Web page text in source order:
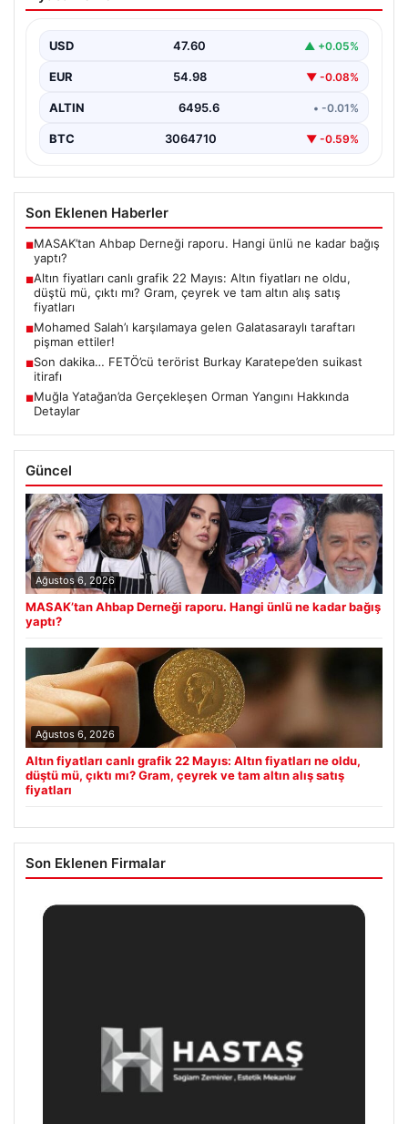
fiyatları
Altın fiyatlarında son durum merak ediliyor. Ankara
Bölge Adliye Mahkemesi’nin CHP'ye mutlak butlan
kararı…
USD 47.60 ▲ +0.05%
EUR 54.98 ▼ -0.08%
ALTIN 6495.6 • -0.01%
BTC 3064710 ▼ -0.59%
Son Eklenen Haberler
■MASAK’tan Ahbap Derneği raporu. Hangi ünlü ne kadar bağış
yaptı?
■Altın fiyatları canlı grafik 22 Mayıs: Altın fiyatları ne oldu,
düştü mü, çıktı mı? Gram, çeyrek ve tam altın alış satış
fiyatları
■Mohamed Salah’ı karşılamaya gelen Galatasaraylı taraftarı
pişman ettiler!
■Son dakika… FETÖ’cü terörist Burkay Karatepe’den suikast
itirafı
■Muğla Yatağan’da Gerçekleşen Orman Yangını Hakkında
Detaylar
Güncel
Ağustos 6, 2026
MASAK’tan Ahbap Derneği raporu. Hangi ünlü ne kadar bağış
yaptı?
Ağustos 6, 2026
Altın fiyatları canlı grafik 22 Mayıs: Altın fiyatları ne oldu,
düştü mü, çıktı mı? Gram, çeyrek ve tam altın alış satış
fiyatları
Son Eklenen Firmalar